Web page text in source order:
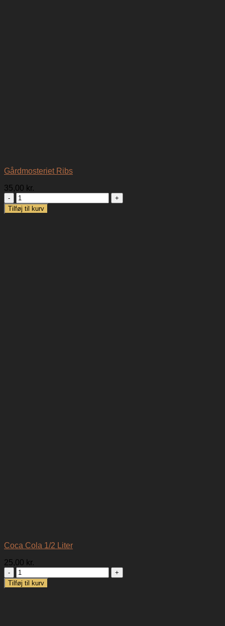
Gårdmosteriet Ribs
35,00 kr.
Gårdmosteriet
Ribs
antal
Tilføj til kurv
Coca Cola 1/2 Liter
25,00 kr.
Coca
Cola
1/2
Tilføj til kurv